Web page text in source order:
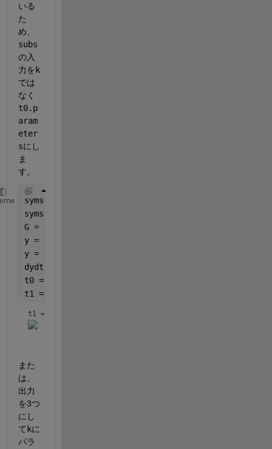
いる
た
め、
subs
の入
力をk
では
なく
t0.p
aram
eter
sにし
ま
す。
syms
syms
G = omega^2 / (s^2 + 2*zeta*omega*s + omega^2);
y = ilaplace(G/s, s, t);
y = simplify(subs(y, (zeta^2 - 1)^(1/2), 1j*(1 -
dydt = diff(y, t);
t0 = solve(dydt == 0, t,
t1 = subs(t0.t, t0.parameters, 1)
t1 =
また
は、
出力
を3つ
にし
てkに
パラ